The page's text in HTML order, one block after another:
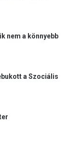
nem a könnyebb
a Szociális